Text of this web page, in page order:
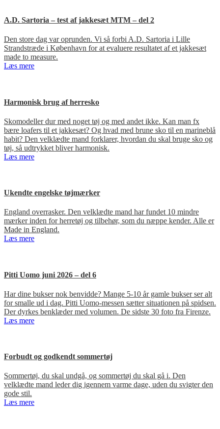
A.D. Sartoria – test af jakkesæt MTM – del 2
Den store dag var oprunden. Vi så forbi A.D. Sartoria i Lille
Strandstræde i København for at evaluere resultatet af et jakkesæt
made to measure.
Læs mere
Harmonisk brug af herresko
Skomodeller dur med noget tøj og med andet ikke. Kan man fx
bære loafers til et jakkesæt? Og hvad med brune sko til en marineblå
habit? Den velklædte mand forklarer, hvordan du skal bruge sko og
tøj, så udtrykket bliver harmonisk.
Læs mere
Ukendte engelske tøjmærker
England overrasker. Den velklædte mand har fundet 10 mindre
mærker inden for herretøj og tilbehør, som du næppe kender. Alle er
Made in England.
Læs mere
Pitti Uomo juni 2026 – del 6
Har dine bukser nok benvidde? Mange 5-10 år gamle bukser ser alt
for smalle ud i dag. Pitti Uomo-messen sætter situationen på spidsen.
Der dyrkes benklæder med volumen. De sidste 30 foto fra Firenze.
Læs mere
Forbudt og godkendt sommertøj
Sommertøj, du skal undgå, og sommertøj du skal gå i. Den
velklædte mand leder dig igennem varme dage, uden du svigter den
gode stil.
Læs mere